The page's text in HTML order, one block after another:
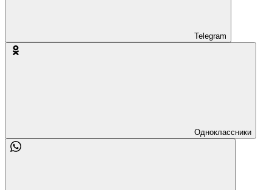
Telegram
Одноклассники